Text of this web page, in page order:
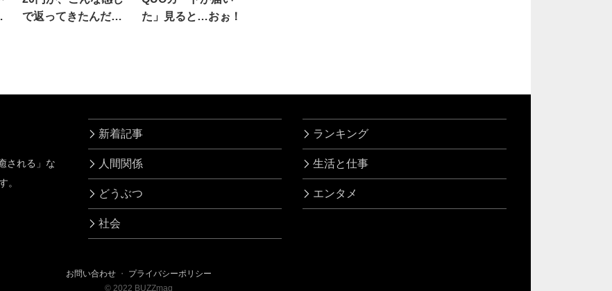
で返ってきたんだけ
た」見ると…おぉ！
される」な
。
新着記事
人間関係
どうぶつ
社会
ランキング
生活と仕事
エンタメ
お問い合わせ ・ プライバシーポリシー
© 2022 BUZZmag